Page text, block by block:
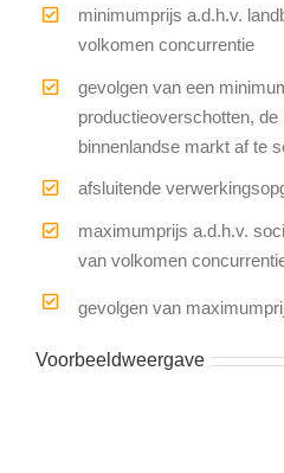
minimumprijs a.d.h.v.
volkomen concurrentie
gevolgen van een
productieoverschotten,
binnenlandse markt af te
afsluitende
maximumprijs a.d.h.v.
van volkomen
gevolgen van
Voorbeeldweergave